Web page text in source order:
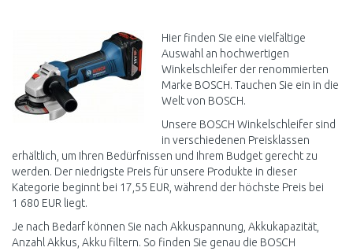
Vergleichen
Hier finden Sie eine vielfältige
Auswahl an hochwertigen
Winkelschleifer der renommierten
Marke BOSCH. Tauchen Sie ein in die
Welt von BOSCH.
Unsere BOSCH Winkelschleifer sind
in verschiedenen Preisklassen
erhältlich, um Ihren Bedürfnissen und Ihrem Budget gerecht zu
werden. Der niedrigste Preis für unsere Produkte in dieser
Kategorie beginnt bei 17,55 EUR, während der höchste Preis bei
1 680 EUR liegt.
Je nach Bedarf können Sie nach Akkuspannung, Akkukapazität,
Anzahl Akkus, Akku filtern. So finden Sie genau die BOSCH